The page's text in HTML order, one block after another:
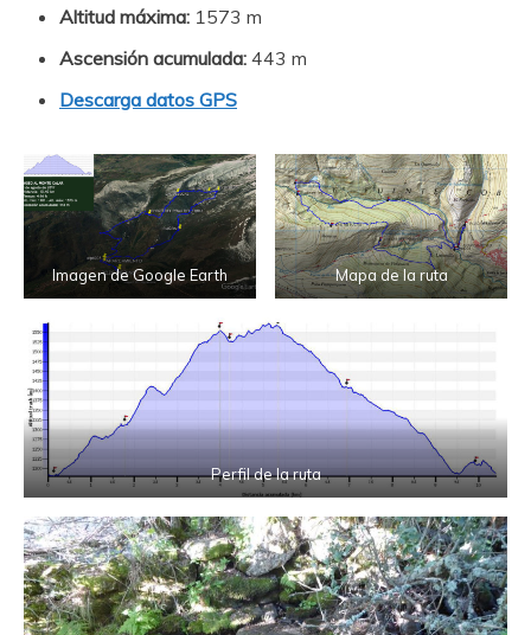
Altitud máxima: 1573 m
Ascensión acumulada: 443 m
Descarga datos GPS
Imagen de Google Earth Mapa de la ruta
Perfil de la ruta